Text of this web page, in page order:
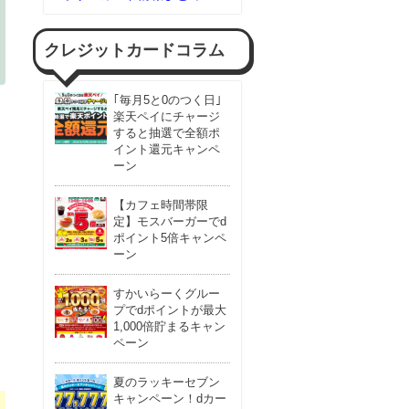
クレジットカードコラム
｢毎月5と0のつく日｣
楽天ペイにチャージ
すると抽選で全額ポ
イント還元キャンペ
ーン
【カフェ時間帯限
定】モスバーガーでd
ポイント5倍キャンペ
ーン
すかいらーくグルー
プでdポイントが最大
1,000倍貯まるキャン
ペーン
夏のラッキーセブン
キャンペーン！dカー